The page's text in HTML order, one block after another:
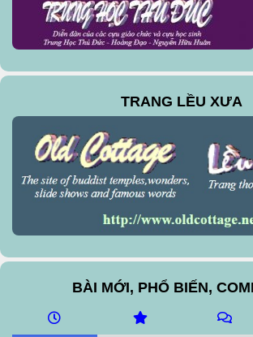
TRANG LỀU XƯA
BÀI MỚI, PHỔ BIẾN,